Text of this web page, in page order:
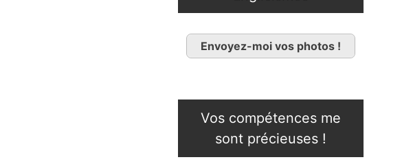
Envoyez-moi vos photos !
Vos compétences me
sont précieuses !